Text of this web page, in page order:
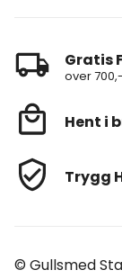
Gratis
over
Hent i
Trygg
© Gullsmed